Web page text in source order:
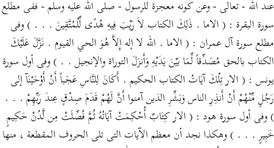
عند الله - تعالى - وعن كونه معجزة للرسول - صلى الله عليه وسلم - ففى مطلع
سورة البقرة : ( الاما . ذَلِكَ الكتاب لاَ رَيْبَ فِيهِ هُدًى لِّلْمُتَّقِينَ . . . ) وفى
مطلع سورة آل عمران : ( الاما . الله لا إله إِلاَّ هُوَ الحي القيوم . نَزَّلَ عَلَيْكَ
الكتاب بالحق مُصَدِّقاً لِّمَا بَيْنَ يَدَيْهِ وَأَنزَلَ التوراة والإنجيل . . ) وفى أول سورة
يونس : ( الار تِلْكَ آيَاتُ الكتاب الحكيم . أَكَانَ لِلنَّاسِ عَجَباً أَنْ أَوْحَيْنَآ إلى
رَجُلٍ مِّنْهُمْ أَنْ أَنذِرِ الناس وَبَشِّرِ الذين آمنوا أَنَّ لَهُمْ قَدَمَ صِدْقٍ عِندَ رَبِّهِمْ . . .
) وفى أول سورة هود : ( الار كِتَابٌ أُحْكِمَتْ آيَاتُهُ ثُمَّ فُصِّلَتْ مِن لَّدُنْ حَكِيمٍ
خَبِيرٍ . . . ) وهكذا نجد أن معظم الآيات التى تلى الحروف المقطعة ، منها